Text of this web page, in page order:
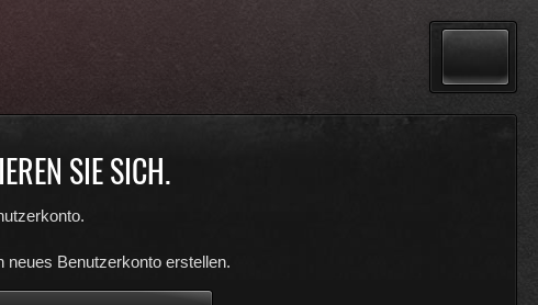
SIE SICH.
neues Benutzerkonto erstellen.